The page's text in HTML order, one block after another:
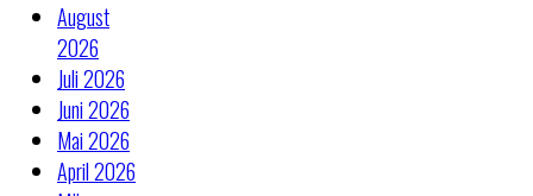
August
2026
Juli 2026
Juni 2026
Mai 2026
April 2026